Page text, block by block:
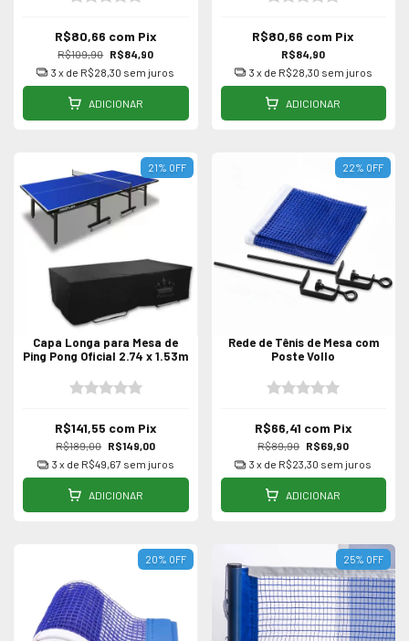
R$109,90 R$84,90
R$80,66 com Pix
3 x de R$28,30 sem juros
ADICIONAR
R$84,90
R$80,66 com Pix
3 x de R$28,30 sem juros
ADICIONAR
21% OFF
Capa Longa para Mesa de
Ping Pong Oficial 2.74 x 1.53m
R$189,00 R$149,00
R$141,55 com Pix
3 x de R$49,67 sem juros
ADICIONAR
22% OFF
Rede de Tênis de Mesa com
Poste Vollo
R$89,90 R$69,90
R$66,41 com Pix
3 x de R$23,30 sem juros
ADICIONAR
20% OFF 25% OFF